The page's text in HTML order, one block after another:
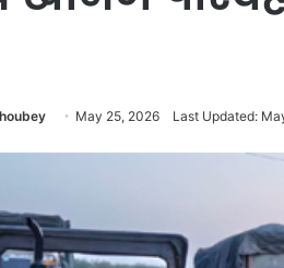
May 25, 2026 Last Updated: